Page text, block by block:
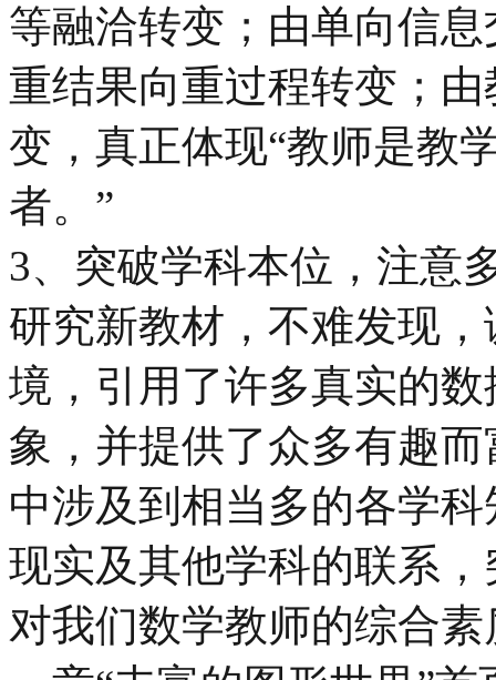
等融洽转变；由单向信
重结果向重过程转变；
变，真正体现“教师是教
者。”
3、突破学科本位，注意
研究新教材，不难发现
境，引用了许多真实的
象，并提供了众多有趣
中涉及到相当多的各学
现实及其他学科的联系
对我们数学教师的综合